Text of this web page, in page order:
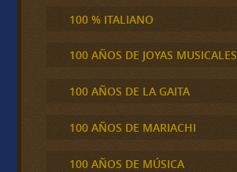
100 % ITALIANO
100 AÑOS DE JOYAS MUSICALES
100 AÑOS DE LA GAITA
100 AÑOS DE MARIACHI
100 AÑOS DE MÚSICA